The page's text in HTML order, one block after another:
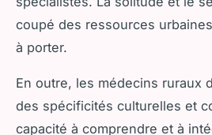
coupé des ressources
à porter.
En outre, les médecins ruraux
des spécificités culturelles et
capacité à comprendre et à